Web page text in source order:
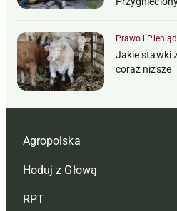
Prawo i
Jakie stawki
coraz niższe
Agropolska
Redakcja
Reklama
Hoduj z Głową
Hoduj z głową bydło
RPT